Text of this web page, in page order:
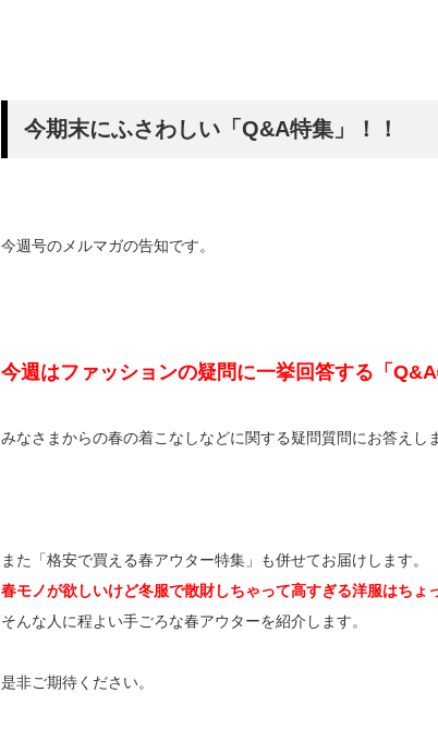
今期末にふさわしい「Q&A特集」！！
今週号のメルマガの告知です。
今週はファッションの疑問に一挙回答する「Q&A
みなさまからの春の着こなしなどに関する疑問質問にお答えし
また「格安で買える春アウター特集」も併せてお届けします。
春モノが欲しいけど冬服で散財しちゃって高すぎる洋服はちょ
そんな人に程よい手ごろな春アウターを紹介します。
是非ご期待ください。